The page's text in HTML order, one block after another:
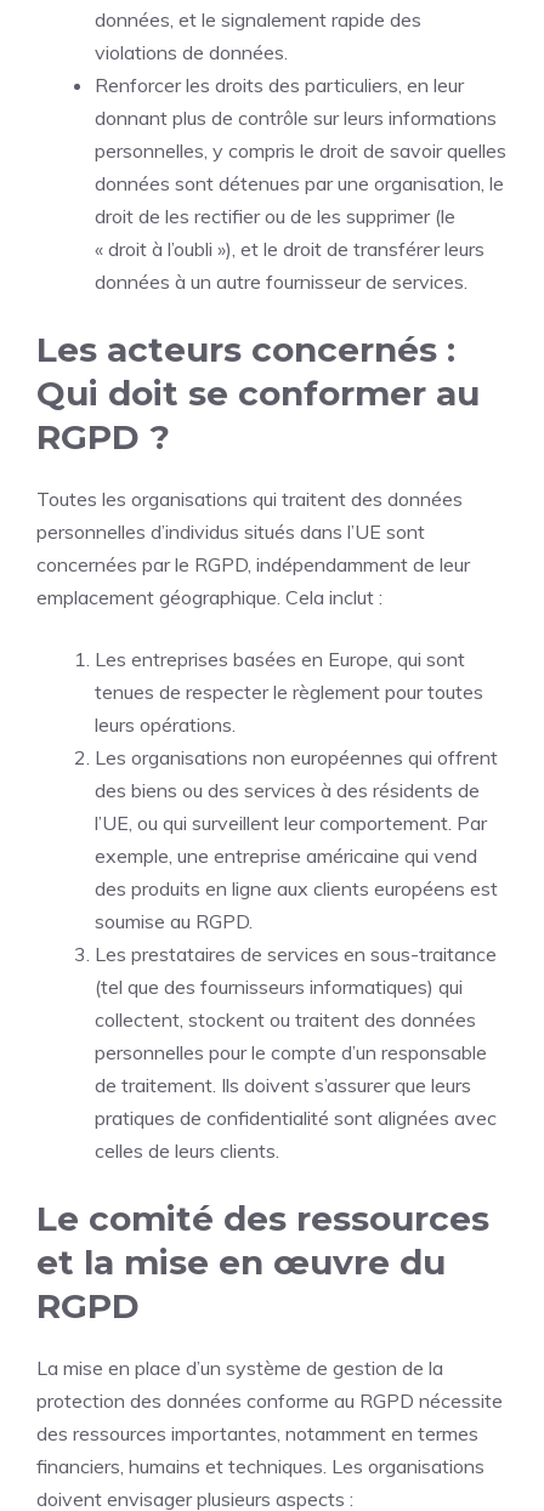
données, et le signalement rapide des
violations de données.
Renforcer les droits des particuliers, en leur
donnant plus de contrôle sur leurs informations
personnelles, y compris le droit de savoir quelles
données sont détenues par une organisation, le
droit de les rectifier ou de les supprimer (le
« droit à l’oubli »), et le droit de transférer leurs
données à un autre fournisseur de services.
Les acteurs concernés :
Qui doit se conformer au
RGPD ?
Toutes les organisations qui traitent des données
personnelles d’individus situés dans l’UE sont
concernées par le RGPD, indépendamment de leur
emplacement géographique. Cela inclut :
Les entreprises basées en Europe, qui sont
tenues de respecter le règlement pour toutes
leurs opérations.
Les organisations non européennes qui offrent
des biens ou des services à des résidents de
l’UE, ou qui surveillent leur comportement. Par
exemple, une entreprise américaine qui vend
des produits en ligne aux clients européens est
soumise au RGPD.
Les prestataires de services en sous-traitance
(tel que des fournisseurs informatiques) qui
collectent, stockent ou traitent des données
personnelles pour le compte d’un responsable
de traitement. Ils doivent s’assurer que leurs
pratiques de confidentialité sont alignées avec
celles de leurs clients.
Le comité des ressources
et la mise en œuvre du
RGPD
La mise en place d’un système de gestion de la
protection des données conforme au RGPD nécessite
des ressources importantes, notamment en termes
financiers, humains et techniques. Les organisations
doivent envisager plusieurs aspects :